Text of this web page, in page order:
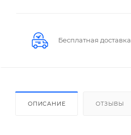
Бесплатная доставка
ОПИСАНИЕ ОТЗЫВЫ